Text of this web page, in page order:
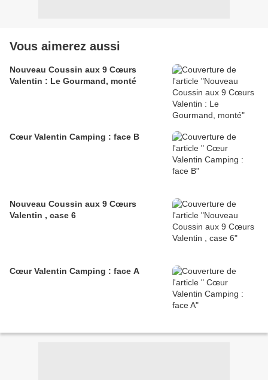
Vous aimerez aussi
Nouveau Coussin aux 9 Cœurs
Valentin : Le Gourmand, monté
Cœur Valentin Camping : face B
Nouveau Coussin aux 9 Cœurs
Valentin , case 6
Cœur Valentin Camping : face A